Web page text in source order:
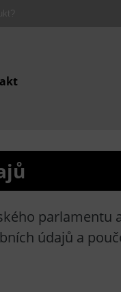
parlamentu
údajů a